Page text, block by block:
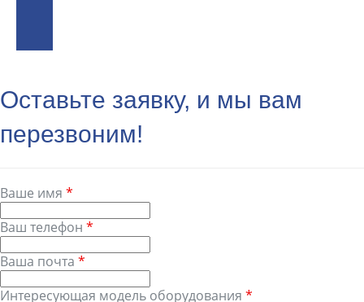
Оставьте заявку, и мы вам
перезвоним!
Ваше имя *
Ваш телефон *
Ваша почта *
Интересующая модель оборудования *